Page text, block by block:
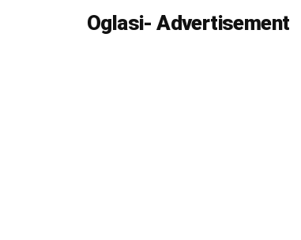
Oglasi- Advertisement